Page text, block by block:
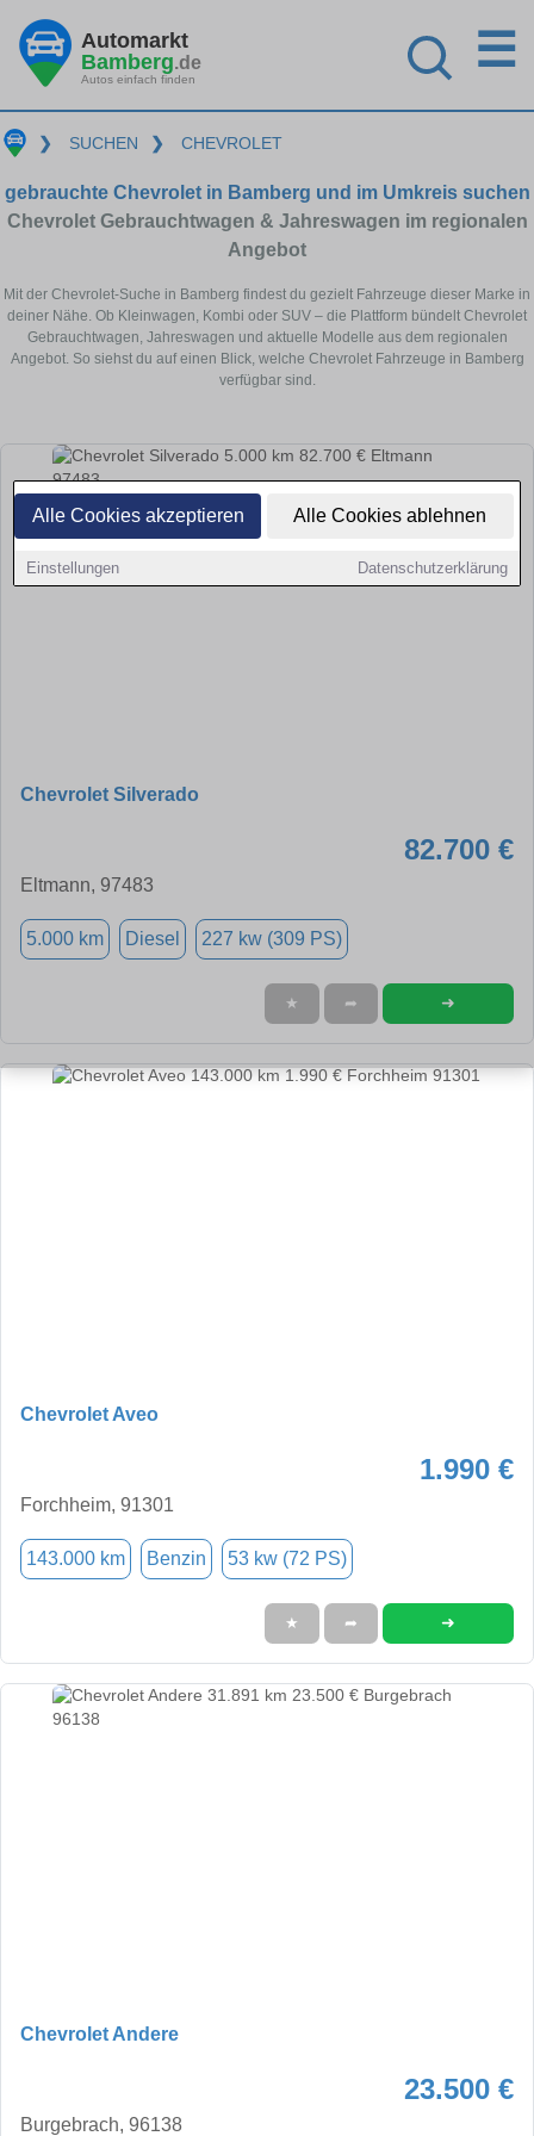
Alle Cookies akzeptieren Alle Cookies ablehnen
Einstellungen Datenschutzerklärung
Automarkt
Bamberg.de
Autos einfach finden
☰
❯ SUCHEN ❯ CHEVROLET
gebrauchte Chevrolet in Bamberg und im Umkreis suchen
Chevrolet Gebrauchtwagen & Jahreswagen im regionalen
Angebot
Mit der Chevrolet-Suche in Bamberg findest du gezielt Fahrzeuge dieser Marke in
deiner Nähe. Ob Kleinwagen, Kombi oder SUV – die Plattform bündelt Chevrolet
Gebrauchtwagen, Jahreswagen und aktuelle Modelle aus dem regionalen
Angebot. So siehst du auf einen Blick, welche Chevrolet Fahrzeuge in Bamberg
verfügbar sind.
Chevrolet Silverado
82.700 €
Eltmann, 97483
5.000 km Diesel 227 kw (309 PS)
★ ➦ ➜
Chevrolet Aveo
1.990 €
Forchheim, 91301
143.000 km Benzin 53 kw (72 PS)
★ ➦ ➜
Chevrolet Andere
23.500 €
Burgebrach, 96138